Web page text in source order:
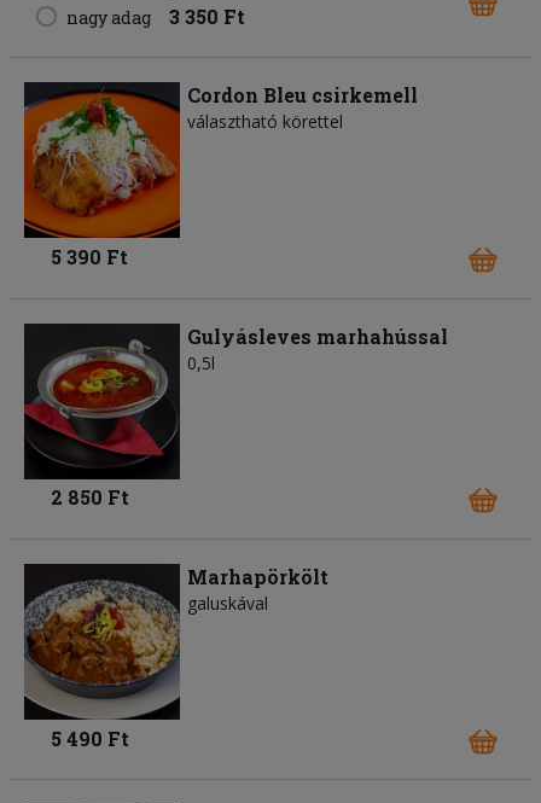
nagy adag 3 350 Ft
Cordon Bleu csirkemell
választható körettel
5 390 Ft
Gulyásleves marhahússal
0,5l
2 850 Ft
Marhapörkölt
galuskával
5 490 Ft